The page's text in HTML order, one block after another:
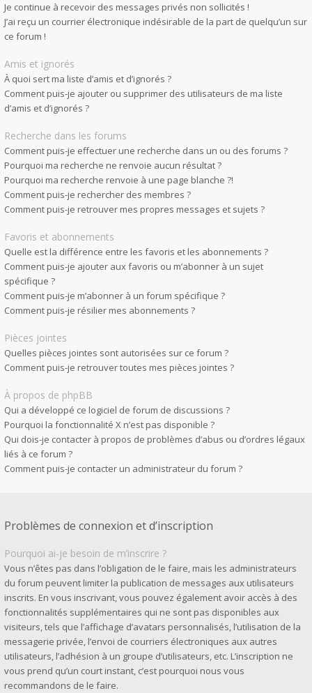
Je continue à recevoir des messages privés non sollicités !
J’ai reçu un courrier électronique indésirable de la part de quelqu’un sur
ce forum !
Amis et ignorés
À quoi sert ma liste d’amis et d’ignorés ?
Comment puis-je ajouter ou supprimer des utilisateurs de ma liste
d’amis et d’ignorés ?
Recherche dans les forums
Comment puis-je effectuer une recherche dans un ou des forums ?
Pourquoi ma recherche ne renvoie aucun résultat ?
Pourquoi ma recherche renvoie à une page blanche ?!
Comment puis-je rechercher des membres ?
Comment puis-je retrouver mes propres messages et sujets ?
Favoris et abonnements
Quelle est la différence entre les favoris et les abonnements ?
Comment puis-je ajouter aux favoris ou m’abonner à un sujet
spécifique ?
Comment puis-je m’abonner à un forum spécifique ?
Comment puis-je résilier mes abonnements ?
Pièces jointes
Quelles pièces jointes sont autorisées sur ce forum ?
Comment puis-je retrouver toutes mes pièces jointes ?
À propos de phpBB
Qui a développé ce logiciel de forum de discussions ?
Pourquoi la fonctionnalité X n’est pas disponible ?
Qui dois-je contacter à propos de problèmes d’abus ou d’ordres légaux
liés à ce forum ?
Comment puis-je contacter un administrateur du forum ?
Problèmes de connexion et d’inscription
Pourquoi ai-je besoin de m’inscrire ?
Vous n’êtes pas dans l’obligation de le faire, mais les administrateurs
du forum peuvent limiter la publication de messages aux utilisateurs
inscrits. En vous inscrivant, vous pouvez également avoir accès à des
fonctionnalités supplémentaires qui ne sont pas disponibles aux
visiteurs, tels que l’affichage d’avatars personnalisés, l’utilisation de la
messagerie privée, l’envoi de courriers électroniques aux autres
utilisateurs, l’adhésion à un groupe d’utilisateurs, etc. L’inscription ne
vous prend qu’un court instant, c’est pourquoi nous vous
recommandons de le faire.